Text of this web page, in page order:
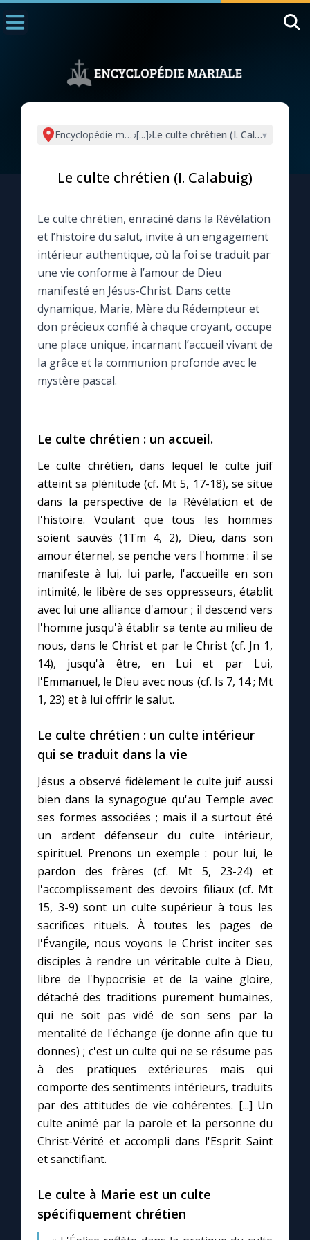
L'actualité de la semaine
La chaîne Youtube
La newsletter
La vidéo de la semaine
Le compte Tiktok
Le magazine
Questions-réponses
Prier au quotidien
Avec Thérèse de Lisieux
L'Évangile chaque jour
Marie qui défait les nœuds
Me consacrer à Jésus par Marie
Mes intentions de prière
Une Minute avec Marie
Une neuvaine
À la une
1000 Raisons de Croire
Chapelet pour le monde
Contact
Faire un don
Marie de Nazareth
Encyclopédie mariale
›[...]›Le culte chrétien (I. Calabuig)
▾
Le culte chrétien (I. Calabuig)
Le culte chrétien, enraciné dans la Révélation
et l’histoire du salut, invite à un engagement
intérieur authentique, où la foi se traduit par
une vie conforme à l’amour de Dieu
manifesté en Jésus-Christ. Dans cette
dynamique, Marie, Mère du Rédempteur et
don précieux confié à chaque croyant, occupe
une place unique, incarnant l’accueil vivant de
la grâce et la communion profonde avec le
mystère pascal.
Le culte chrétien : un accueil.
Le culte chrétien, dans lequel le culte juif
atteint sa plénitude (cf. Mt 5, 17-18), se situe
dans la perspective de la Révélation et de
l'histoire. Voulant que tous les hommes
soient sauvés (1Tm 4, 2), Dieu, dans son
amour éternel, se penche vers l'homme : il se
manifeste à lui, lui parle, l'accueille en son
intimité, le libère de ses oppresseurs, établit
avec lui une alliance d'amour ; il descend vers
l'homme jusqu'à établir sa tente au milieu de
nous, dans le Christ et par le Christ (cf. Jn 1,
14), jusqu'à être, en Lui et par Lui,
l'Emmanuel, le Dieu avec nous (cf. Is 7, 14 ; Mt
1, 23) et à lui offrir le salut.
Le culte chrétien : un culte intérieur
qui se traduit dans la vie
Jésus a observé fidèlement le culte juif aussi
bien dans la synagogue qu'au Temple avec
ses formes associées ; mais il a surtout été
un ardent défenseur du culte intérieur,
spirituel. Prenons un exemple : pour lui, le
pardon des frères (cf. Mt 5, 23-24) et
l'accomplissement des devoirs filiaux (cf. Mt
15, 3-9) sont un culte supérieur à tous les
sacrifices rituels. À toutes les pages de
l'Évangile, nous voyons le Christ inciter ses
disciples à rendre un véritable culte à Dieu,
libre de l'hypocrisie et de la vaine gloire,
détaché des traditions purement humaines,
qui ne soit pas vidé de son sens par la
mentalité de l'échange (je donne afin que tu
donnes) ; c'est un culte qui ne se résume pas
à des pratiques extérieures mais qui
comporte des sentiments intérieurs, traduits
par des attitudes de vie cohérentes. [...] Un
culte animé par la parole et la personne du
Christ-Vérité et accompli dans l'Esprit Saint
et sanctifiant.
Le culte à Marie est un culte
spécifiquement chrétien